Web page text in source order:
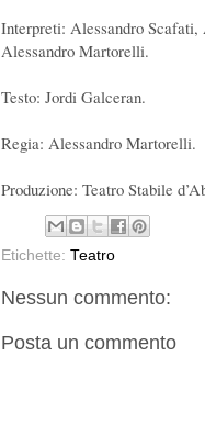
Interpreti: Alessandro
Alessandro Martorelli.
Testo: Jordi Galceran.
Regia: Alessandro Martorelli.
Produzione: Teatro Stabile
Etichette: Teatro
Nessun commento:
Posta un commento